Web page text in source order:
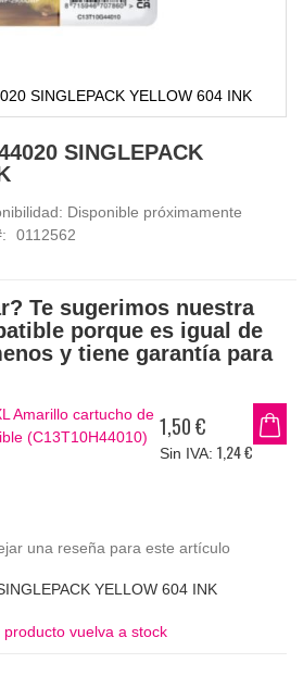
SINGLEPACK YELLOW 604 INK
SINGLEPACK
Disponible próximamente
0112562
Te sugerimos nuestra
porque es igual de
y tiene garantía para
Amarillo cartucho de
(C13T10H44010)
1,50 €
1,24 €
una reseña para este artículo
YELLOW 604 INK
vuelva a stock